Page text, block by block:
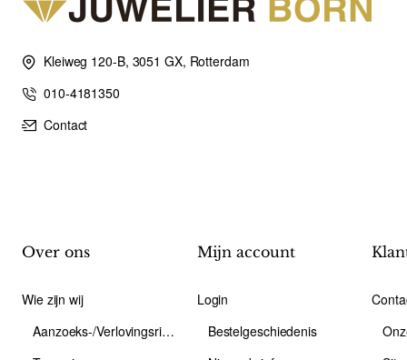
Kleiweg 120-B, 3051 GX, Rotterdam
010-4181350
Contact
Over ons
Wie zijn wij
Aanzoeks-/Verlovingsring
Mijn account
Login
Bestelgeschiedenis